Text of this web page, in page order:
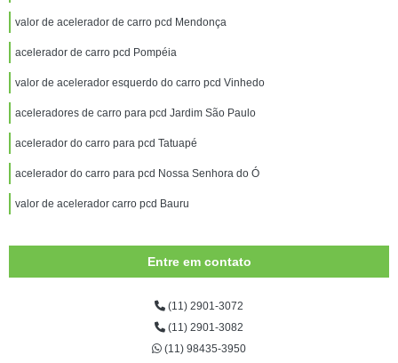
valor de acelerador de carro pcd Mendonça
acelerador de carro pcd Pompéia
valor de acelerador esquerdo do carro pcd Vinhedo
aceleradores de carro para pcd Jardim São Paulo
acelerador do carro para pcd Tatuapé
acelerador do carro para pcd Nossa Senhora do Ó
valor de acelerador carro pcd Bauru
Entre em contato
(11) 2901-3072
(11) 2901-3082
(11) 98435-3950